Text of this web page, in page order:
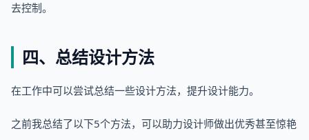
去控制。
四、总结设计方法
在工作中可以尝试总结一些设计方法，提升设计能力。
之前我总结了以下5个方法，可以助力设计师做出优秀甚至惊艳